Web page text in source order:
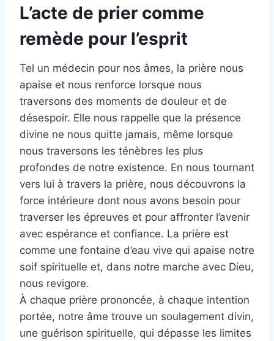
L’acte de prier comme
remède pour l’esprit
Tel un médecin pour nos âmes, la prière nous
apaise et nous renforce lorsque nous
traversons des moments de douleur et de
désespoir. Elle nous rappelle que la présence
divine ne nous quitte jamais, même lorsque
nous traversons les ténèbres les plus
profondes de notre existence. En nous tournant
vers lui à travers la prière, nous découvrons la
force intérieure dont nous avons besoin pour
traverser les épreuves et pour affronter l’avenir
avec espérance et confiance. La prière est
comme une fontaine d’eau vive qui apaise notre
soif spirituelle et, dans notre marche avec Dieu,
nous revigore.
À chaque prière prononcée, à chaque intention
portée, notre âme trouve un soulagement divin,
une guérison spirituelle, qui dépasse les limites